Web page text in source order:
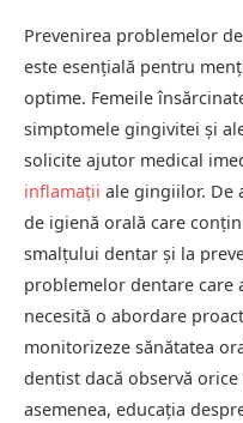
Prevenirea problemelor
este esențială pentru
optime. Femeile
simptomele gingivitei și
solicite ajutor medical
inflamații ale gingiilor. De
de igienă orală care
smalțului dentar și la
problemelor dentare care
necesită o abordare
monitorizeze sănătatea
dentist dacă observă
asemenea, educația